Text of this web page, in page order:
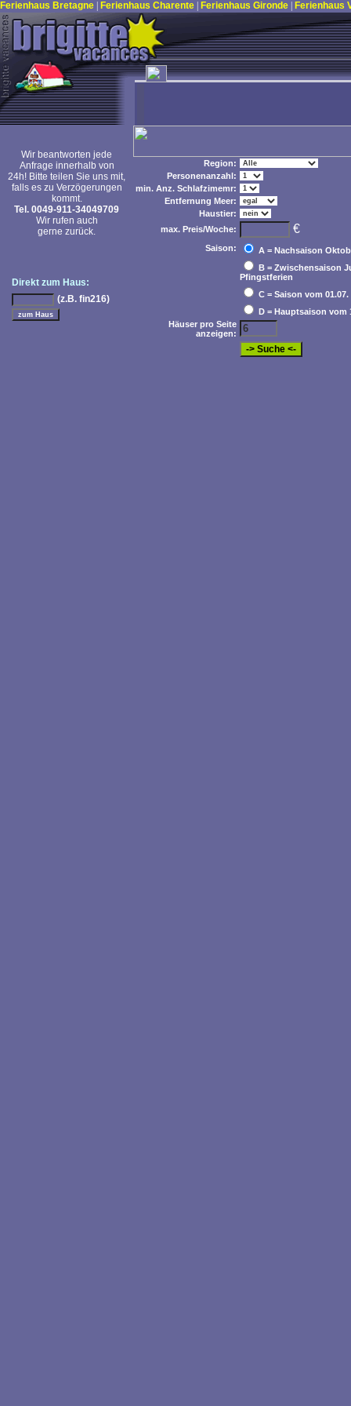
Ferienhaus Bretagne Ferienhaus Charente Ferienhaus Gironde Ferienhaus
Wir beantworten jede
Anfrage innerhalb von
24h! Bitte teilen Sie uns mit,
falls es zu Verzögerungen
kommt.
Tel. 0049-911-34049709
Wir rufen auch
gerne zurück.
Direkt zum Haus:
(z.B. fin216)
Region:
Personenanzahl:
min. Anz. Schlafzimemr:
Entfernung Meer:
Haustier:
max. Preis/Woche:
€
Saison:
A = Nachsaison
B = Zwischensaison
Pfingstferien
C = Saison vom
D = Hauptsaison vom
Häuser pro Seite
anzeigen: